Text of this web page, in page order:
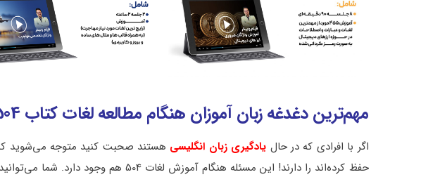
مهم‌ترین دغدغه زبان آموزان هنگام مطالعه لغات کتاب 504 چیست
اگر با افرادی که در حال یادگیری زبان انگلیسی هستند صحبت کنید متوجه می‌شوید
حفظ کرده‌اند را دارند! این مسئله هنگام